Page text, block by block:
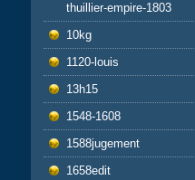
thuillier-empire-1803
10kg
1120-louis
13h15
1548-1608
1588jugement
1658edit